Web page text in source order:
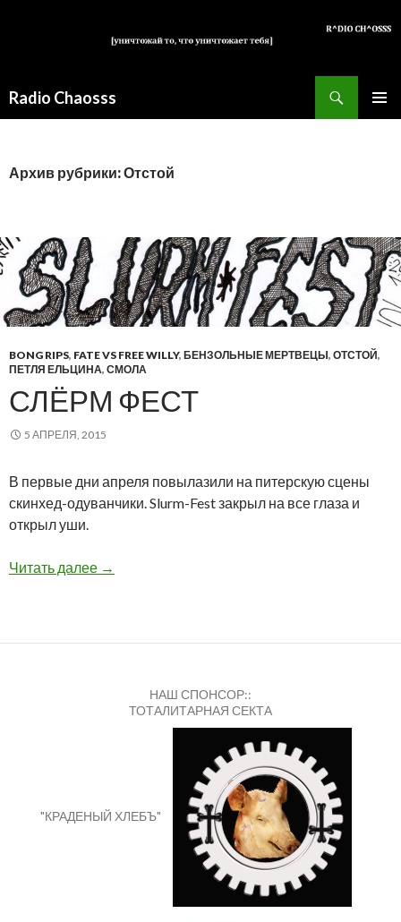
Radio Chaosss
Архив рубрики: Отстой
BONG RIPS, FATE VS FREE WILLY, БЕНЗОЛЬНЫЕ МЕРТВЕЦЫ, ОТСТОЙ,
ПЕТЛЯ ЕЛЬЦИНА, СМОЛА
СЛЁРМ ФЕСТ
5 АПРЕЛЯ, 2015
В первые дни апреля повылазили на питерскую сцены
скинхед-одуванчики. Slurm-Fest закрыл на все глаза и
открыл уши.
Читать далее СЛЁРМ ФЕСТ
→
НАШ СПОНСОР::
ТОТАЛИТАРНАЯ СЕКТА
"КРАДЕНЫЙ ХЛЕБЪ"